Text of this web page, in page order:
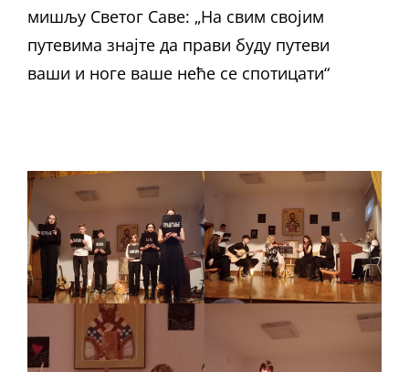
мишљу Светог Саве: „На свим својим
путевима знајте да прави буду путеви
ваши и ноге ваше неће се спотицати“